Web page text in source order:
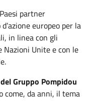
partner
europeo per la
in linea con gli
Unite e con le
Gruppo Pompidou
come, da anni, il tema